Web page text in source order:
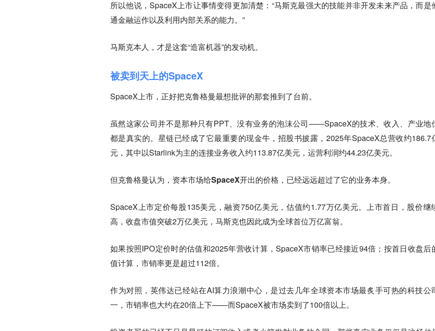
所以他说，SpaceX上市让事情变得更加清楚：“马斯克最强大的技能并非开发未来产品，而是
通金融运作以及利用内部关系的能力。”
马斯克本人，才是这套“造富机器”的发动机。
被卖到天上的SpaceX
SpaceX上市，正好把克鲁格曼最想批评的那套推到了台前。
虽然这家公司并不是那种只有PPT、没有业务的泡沫公司——SpaceX的技术、收入、产业地
都是真实的。星链已经成了它最重要的现金牛，招股书披露，2025年SpaceX总营收约186.7
元，其中以Starlink为主的连接业务收入约113.87亿美元，运营利润约44.23亿美元。
但克鲁格曼认为， 资本市场给SpaceX开出的价格，已经远远超过了它的业务本身。
SpaceX上市定价每股135美元，融资750亿美元，估值约1.77万亿美元。上市首日，股价继
高，收盘市值突破2万亿美元，马斯克也因此成为全球首位万亿富翁。
如果按照IPO定价时的估值和2025年营收计算，SpaceX市销率已经接近94倍；按首日收盘后
值计算，市销率更是超过112倍。
作为对照，英伟达已经站在AI算力浪潮中心，是过去几年全球资本市场最炙手可热的科技公
一，市销率也大约在20倍上下——而SpaceX被市场卖到了100倍以上。